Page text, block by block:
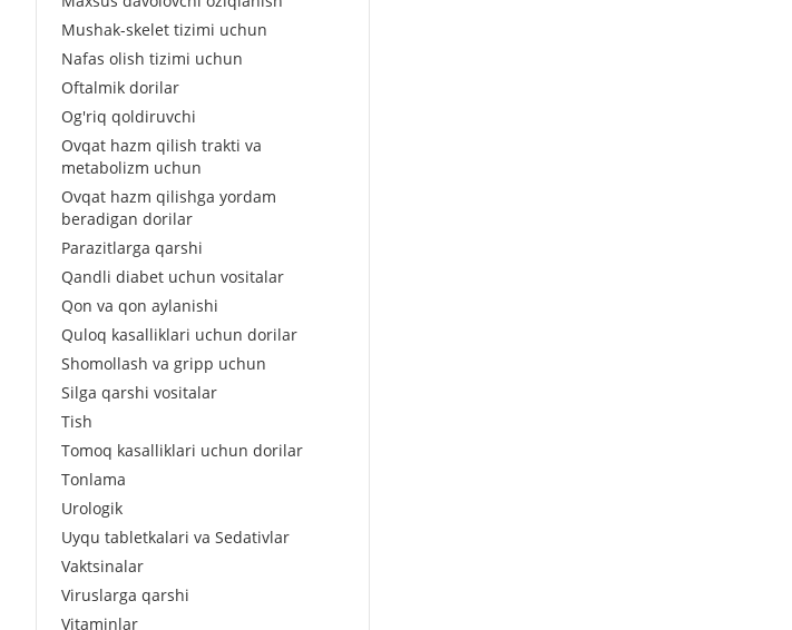
Mushak-skelet tizimi uchun
Nafas olish tizimi uchun
Oftalmik dorilar
Og'riq qoldiruvchi
Ovqat hazm qilish trakti va
metabolizm uchun
Ovqat hazm qilishga yordam
beradigan dorilar
Parazitlarga qarshi
Qandli diabet uchun vositalar
Qon va qon aylanishi
Quloq kasalliklari uchun dorilar
Shomollash va gripp uchun
Silga qarshi vositalar
Tish
Tomoq kasalliklari uchun dorilar
Tonlama
Urologik
Uyqu tabletkalari va Sedativlar
Vaktsinalar
Viruslarga qarshi
Vitaminlar